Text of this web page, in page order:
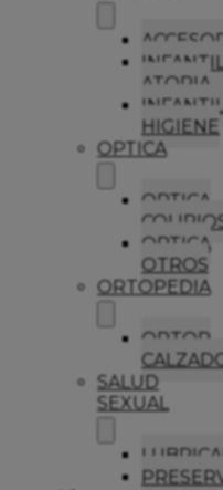
ATOPIA
HIGIENE
OPTICA
OPTICA
OPTICA
OTROS
ORTOPEDIA
ORTOP
SALUD
SEXUAL